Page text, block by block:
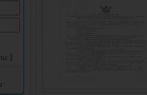
น ]